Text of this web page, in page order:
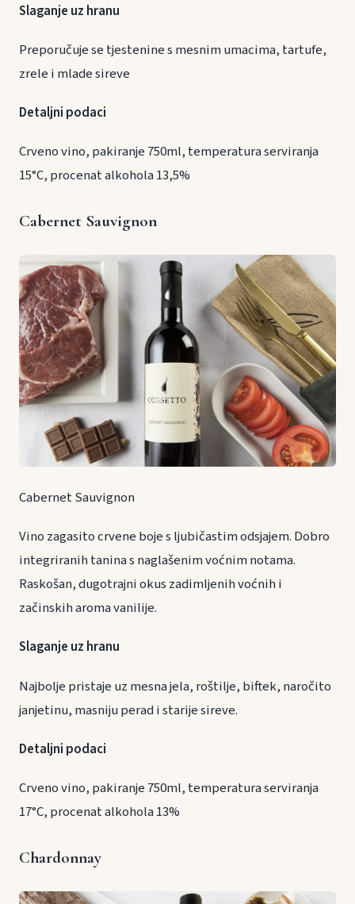
Slaganje uz hranu
Preporučuje se tjestenine s mesnim umacima, tartufe,
zrele i mlade sireve
Detaljni podaci
Crveno vino, pakiranje 750ml, temperatura serviranja
15°C, procenat alkohola 13,5%
Cabernet Sauvignon
Cabernet Sauvignon
Vino zagasito crvene boje s ljubičastim odsjajem. Dobro
integriranih tanina s naglašenim voćnim notama.
Raskošan, dugotrajni okus zadimljenih voćnih i
začinskih aroma vanilije.
Slaganje uz hranu
Najbolje pristaje uz mesna jela, roštilje, biftek, naročito
janjetinu, masniju perad i starije sireve.
Detaljni podaci
Crveno vino, pakiranje 750ml, temperatura serviranja
17°C, procenat alkohola 13%
Chardonnay